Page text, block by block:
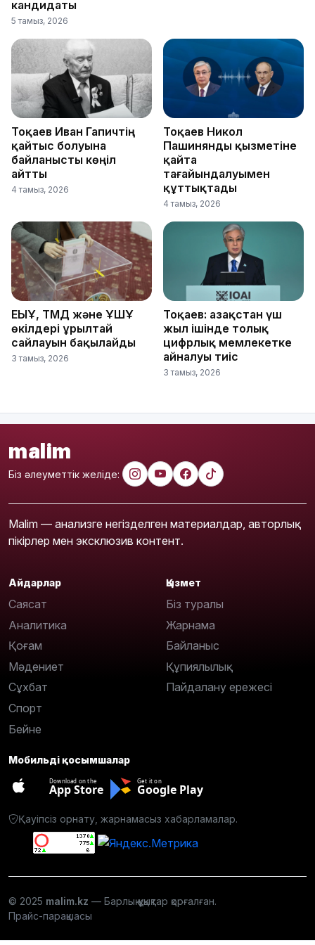
кандидаты
5 тамыз, 2026
Тоқаев Иван Гапичтің
қайтыс болуына
байланысты көңіл
айтты
4 тамыз, 2026
Тоқаев Никол
Пашинянды қызметіне
қайта
тағайындалуымен
құттықтады
4 тамыз, 2026
ЕҚЫҰ, ТМД және ҰҚШҰ
өкілдері Құрылтай
сайлауын бақылайды
3 тамыз, 2026
Тоқаев: Қазақстан үш
жыл ішінде толық
цифрлық мемлекетке
айналуы тиіс
3 тамыз, 2026
malim
Біз әлеуметтік желіде:
Malim — анализге негізделген материалдар, авторлық
пікірлер мен эксклюзив контент.
Айдарлар
Саясат
Аналитика
Қоғам
Мәдениет
Сұхбат
Спорт
Бейне
Қызмет
Біз туралы
Жарнама
Байланыс
Құпиялылық
Пайдалану ережесі
Мобильді қосымшалар
Download on the
App Store
Get it on
Google Play
Қауіпсіз орнату, жарнамасыз хабарламалар.
© 2025 malim.kz — Барлық құқықтар қорғалған.
Прайс-парақшасы